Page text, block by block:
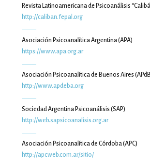
Revista Latinoamericana de Psicoanálisis
http://caliban.fepal.org
Asociación Psicoanalítica Argentina (APA)
https://www.apa.org.ar
Asociación Psicoanalítica de Buenos Aires
http://www.apdeba.org
Sociedad Argentina Psicoanálisis (SAP)
http://web.sapsicoanalisis.org.ar
Asociación Psicoanalítica de Córdoba (APC)
http://apcweb.com.ar/sitio/